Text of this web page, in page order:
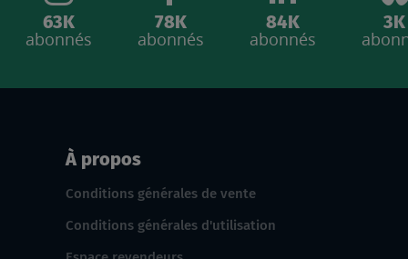
63K
abonnés
78K
abonnés
84K
abonnés
3K
À propos
Conditions générales de vente
Conditions générales d'utilisation